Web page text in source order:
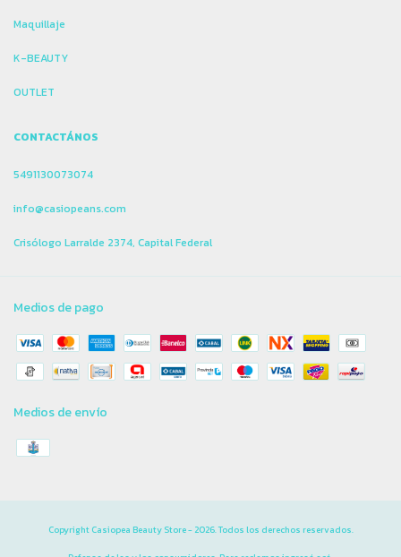
Maquillaje
K-BEAUTY
OUTLET
CONTACTÁNOS
5491130073074
info@casiopeans.com
Crisólogo Larralde 2374, Capital Federal
Medios de pago
Medios de envío
Copyright Casiopea Beauty Store - 2026. Todos los derechos reservados.